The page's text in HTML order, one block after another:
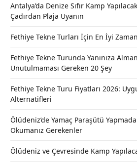
Antalya’da Denize Sıfır Kamp
Çadırdan Plaja Uyanın
Fethiye Tekne Turları İçin En İyi
Fethiye Tekne Turunda Yanınıza
Unutulmaması Gereken 20 Şey
Fethiye Tekne Turu Fiyatları 2026:
Alternatifleri
Ölüdeniz’de Yamaç Paraşütü
Okumanız Gerekenler
Ölüdeniz ve Çevresinde Kamp